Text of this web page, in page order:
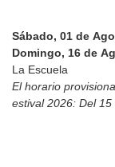
Sábado, 01 de
Domingo, 16 de
La Escuela
El horario
estival 2026: Del